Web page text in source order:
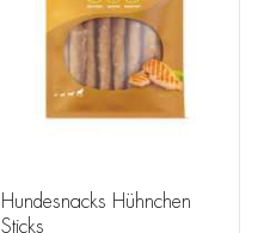
Hundesnacks Hühnchen
Sticks